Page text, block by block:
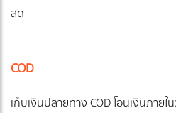
สด
COD
เก็บเงินปลายทาง COD โอนเงินภา